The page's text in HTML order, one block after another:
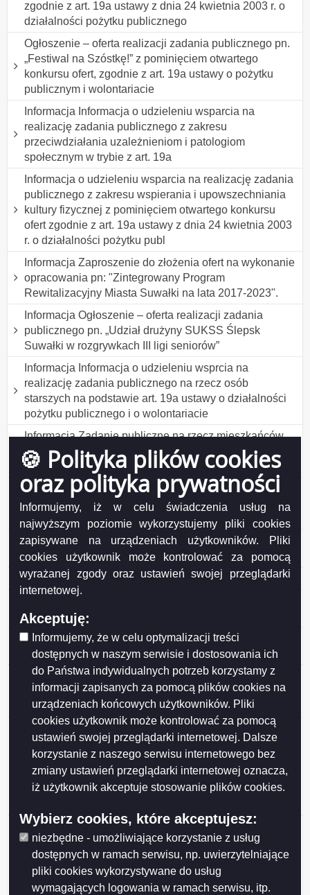
🍪 Polityka plików cookies
oraz polityka prywatności
Informujemy, iż w celu świadczenia usług na
najwyższym poziomie wykorzystujemy pliki cookies
zapisywane na urządzeniach użytkowników. Pliki
cookies użytkownik może kontrolować za pomocą
wyrażanej zgody oraz ustawień swojej przeglądarki
internetowej.
Akceptuję:
Informujemy, że w celu optymalizacji treści
dostępnych w naszym serwisie i dostosowania ich
do Państwa indywidualnych potrzeb korzystamy z
informacji zapisanych za pomocą plików cookies na
urządzeniach końcowych użytkowników. Pliki
cookies użytkownik może kontrolować za pomocą
ustawień swojej przeglądarki internetowej. Dalsze
korzystanie z naszego serwisu internetowego bez
zmiany ustawień przeglądarki internetowej oznacza,
iż użytkownik akceptuje stosowanie plików cookies.
Wybierz cookies, które akceptujesz:
niezbędne - umożliwiające korzystanie z usług
dostępnych w ramach serwisu, np. uwierzytelniające
pliki cookies wykorzystywane do usług
wymagających logowania w ramach serwisu, itp.
zgodnie z art. 19a ustawy z dnia 24 kwietnia 2003 r. o
działalności pożytku publicznego
Ogłoszenie – oferta realizacji zadania publicznego pn.
„Festiwal na Szóstkę!” z pominięciem otwartego
konkursu ofert, zgodnie z art. 19a ustawy o pożytku
publicznym i wolontariacie
Informacja Informacja o udzieleniu wsparcia na
realizację zadania publicznego z zakresu
przeciwdziałania uzależnieniom i patologiom
społecznym w trybie z art. 19a
Informacja o udzieleniu wsparcia na realizację zadania
publicznego z zakresu wspierania i upowszechniania
kultury fizycznej z pominięciem otwartego konkursu
ofert zgodnie z art. 19a ustawy z dnia 24 kwietnia 2003
r. o działalności pożytku publ
Informacja Zaproszenie do złożenia ofert na wykonanie
opracowania pn: "Zintegrowany Program
Rewitalizacyjny Miasta Suwałki na lata 2017-2023".
Informacja Ogłoszenie – oferta realizacji zadania
publicznego pn. „Udział drużyny SUKSS Ślepsk
Suwałki w rozgrywkach III ligi seniorów”
Informacja Informacja o udzieleniu wsprcia na
realizację zadania publicznego na rzecz osób
starszych na podstawie art. 19a ustawy o działalności
pożytku publicznego i o wolontariacie
Informacja Zadanie publiczne na rzecz mieszkańców
Suwałk w zakresie działalności na rzecz osób
starszych
Informacja Dotacja przyznana po rozpatrzeniu wniosku
klubu sportowego złożonego przez klub z własnej
inicjatywy (awans zawodników na Mistrzostwa Europy)
Ogłoszenie – oferta realizacji zadania publicznego pn.
„Międzywojewódzkie Mistrzostwa Młodzieży”
Informacja tytuł_informacji
Memoriał Józefa Gajewskiego Turniej Piłki Siatkowej
Informacja Oferta realizacji zadania publicznego pn. IV
Turniej Piłkarski im. Grzegorza Wołągiewicza
Informacja Dotacje przyznane po rozpatrzeniu
wniosków klubów sportowych złożonych przez kluby z
własnej inicjatywy z 19.08.2016 r.
Informacja Ogłoszenie Prezesa Zarządu Budynków
Mieszkalnych ws. naboru kandydatów na
Nabywców/Najemców lokali znajdujących się w
wielorodzinnym budynku mieszkalnym zlokalizowanym
w Suwałkach przy ul. Pułaskiego na działce o nr
Informacja Informacja Dotacja przyznana po
rozpatrzeniu wniosku klubu sportowego złożonego
przez klub z własnej inicjatywy zgodnie z uchwałą nr
XXXVII/396/2013 Rady Miejskiej w Suwałkach z dnia
28 maja 2013 r. w sprawie określenia warunków i trybu